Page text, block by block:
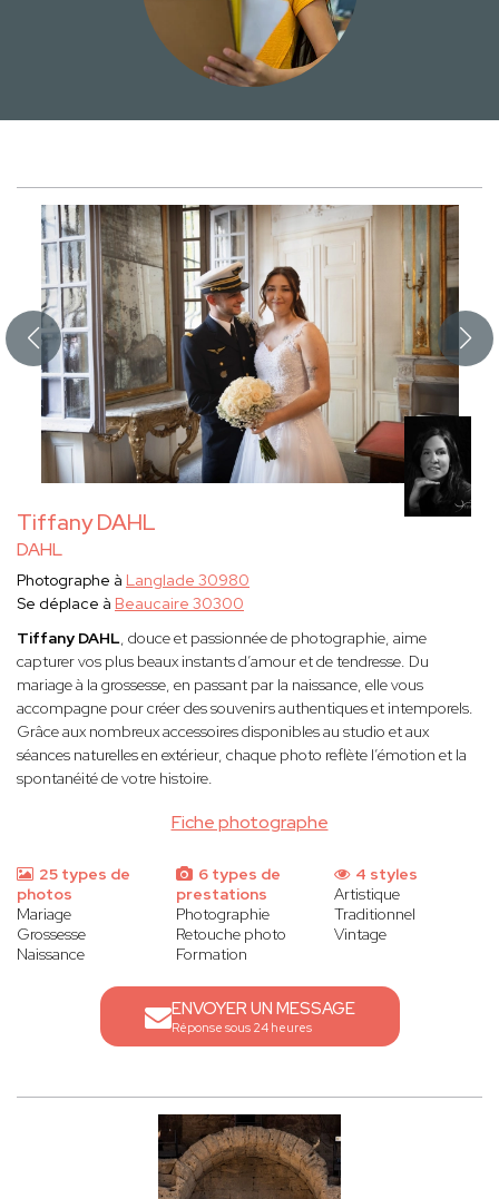
Tiffany DAHL
DAHL
Fiche photographe
Photographe à Langlade 30980
Se déplace à Beaucaire 30300
Tiffany DAHL, douce et passionnée de photographie, aime
capturer vos plus beaux instants d’amour et de tendresse. Du
mariage à la grossesse, en passant par la naissance, elle vous
accompagne pour créer des souvenirs authentiques et intemporels.
Grâce aux nombreux accessoires disponibles au studio et aux
séances naturelles en extérieur, chaque photo reflète l’émotion et la
spontanéité de votre histoire.
25 types de
photos
Mariage
Grossesse
Naissance
6 types de
prestations
Photographie
Retouche photo
Formation
4 styles
Artistique
Traditionnel
Vintage
ENVOYER UN MESSAGE
Réponse sous 24 heures